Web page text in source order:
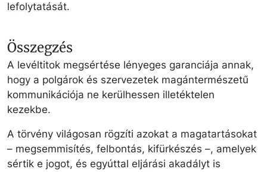
lefolytatását.
Összegzés
A levéltitok megsértése lényeges garanciája annak,
hogy a polgárok és szervezetek magántermészetű
kommunikációja ne kerülhessen illetéktelen
kezekbe.
A törvény világosan rögzíti azokat a magatartásokat
– megsemmisítés, felbontás, kifürkészés –, amelyek
sértik e jogot, és egyúttal eljárási akadályt is